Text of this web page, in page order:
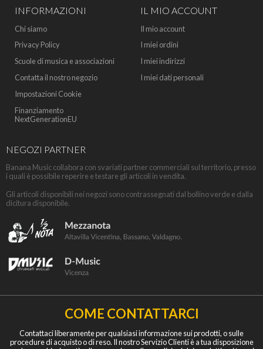
INFORMAZIONI
Chi siamo
Privacy Policy
Scuole di musica e associazioni
Contatta il nostro negozio
Impostazioni Cookie
Finanziamento
NextGenerationEU
IL MIO ACCOUNT
Il mio account
I miei ordini
I miei indirizzi
I miei dati personali
NEGOZI PARTNER
Banana Music collabora con svariati partner commerciali sul territorio, presso
i quali è possibile reperire e testare gli articoli in vendita.
Gli articoli disponibili nei negozi sono contrassegnati dal bollino verde e dalla
dicitura disponibile.
COME CONTATTARCI
Contattaci liberamente per qualsiasi informazione sui prodotti, o sulle
procedure di acquisto o di reso. Il nostro Servizio Clienti è a tua disposizione